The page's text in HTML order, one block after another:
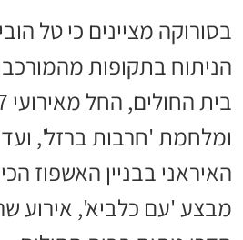
בסורוקה מציינים כי טל
הניתוח בתקופות
ומלחמת 'חרבות ברזל',
האיראני בבניין האשפוז
מבצע 'עם כלביא', אירוע